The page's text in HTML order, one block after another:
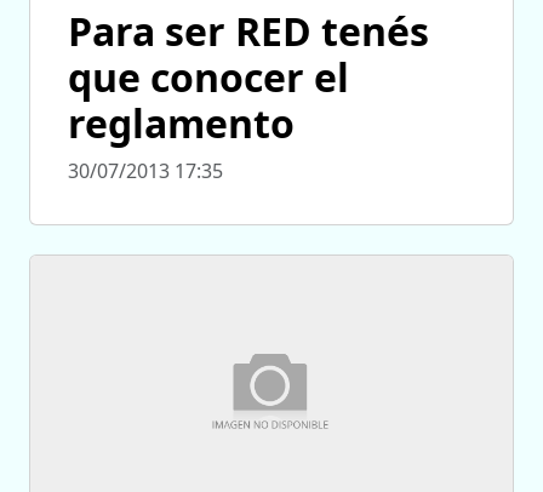
Para ser RED tenés
que conocer el
reglamento
30/07/2013 17:35